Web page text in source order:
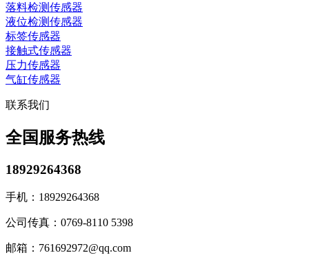
落料检测传感器
液位检测传感器
标签传感器
接触式传感器
压力传感器
气缸传感器
联系我们
全国服务热线
18929264368
手机： 18929264368
公司传真： 0769-8110 5398
邮箱： 761692972@qq.com